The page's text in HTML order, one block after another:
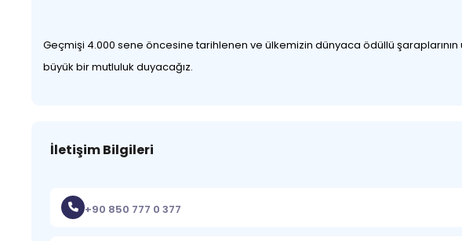
Geçmişi 4.000 sene öncesine tarihlenen ve ülkemizin dünyaca ödüllü
büyük bir mutluluk duyacağız.
İletişim Bilgileri
+90 850 777 0 377